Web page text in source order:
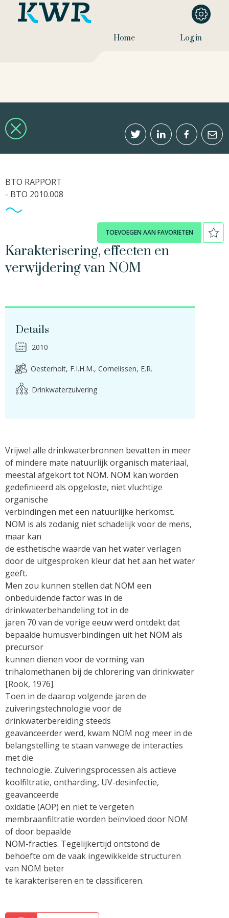
Home Log in
BTO RAPPORT
- BTO 2010.008
TOEVOEGEN AAN FAVORIETEN
Karakterisering, effecten en
verwijdering van NOM
Details
2010
Oesterholt, F.I.H.M. Cornelissen, E.R.
Drinkwaterzuivering
Vrijwel alle drinkwaterbronnen bevatten in meer
of mindere mate natuurlijk organisch materiaal,
meestal afgekort tot NOM. NOM kan worden
gedefinieerd als opgeloste, niet vluchtige
organische
verbindingen met een natuurlijke herkomst.
NOM is als zodanig niet schadelijk voor de mens,
maar kan
de esthetische waarde van het water verlagen
door de uitgesproken kleur dat het aan het water
geeft.
Men zou kunnen stellen dat NOM een
onbeduidende factor was in de
drinkwaterbehandeling tot in de
jaren 70 van de vorige eeuw werd ontdekt dat
bepaalde humusverbindingen uit het NOM als
precursor
kunnen dienen voor de vorming van
trihalomethanen bij de chlorering van drinkwater
[Rook, 1976].
Toen in de daarop volgende jaren de
zuiveringstechnologie voor de
drinkwaterbereiding steeds
geavanceerder werd, kwam NOM nog meer in de
belangstelling te staan vanwege de interacties
met die
technologie. Zuiveringsprocessen als actieve
koolfiltratie, ontharding, UV-desinfectie,
geavanceerde
oxidatie (AOP) en niet te vergeten
membraanfiltratie worden beïnvloed door NOM
of door bepaalde
NOM-fracties. Tegelijkertijd ontstond de
behoefte om de vaak ingewikkelde structuren
van NOM beter
te karakteriseren en te classificeren.